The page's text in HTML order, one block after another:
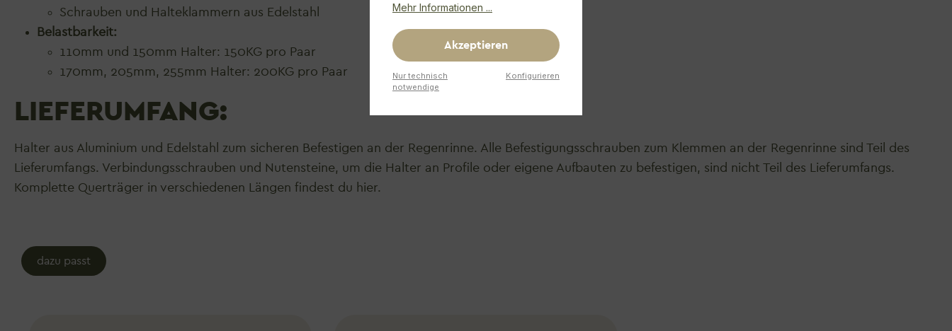
Schrauben und Halteklammern aus Edelstahl
Belastbarkeit:
110mm und 150mm Halter: 150KG pro Paar
170mm, 205mm, 255mm Halter: 200KG pro Paar
LIEFERUMFANG:
Halter aus Aluminium und Edelstahl zum sicheren Befestigen an der Regenrinne. Alle Befestigungsschrauben zum Klemmen an der Regenrinne sind Teil des
Lieferumfangs. Verbindungsschrauben und Nutensteine, um die Halter an Profile oder eigene Aufbauten zu befestigen, sind nicht Teil des Lieferumfangs.
Komplette Querträger in verschiedenen Längen findest du hier.
dazu passt
Mehr Informationen ...
Akzeptieren
Nur technisch
notwendige
Konfigurieren